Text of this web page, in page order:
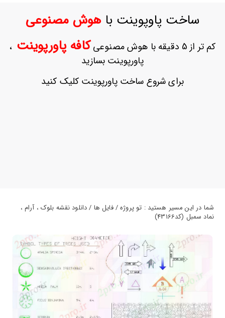
حساب
ثبت
بازیابی
ساخت پاوپوینت باهوش مصنوعی
کم تر از 5 دقیقه با هوش مصنوعی کافه پاورپوینت ،
پاورپوینت بسازید
برای شروع ساخت پاورپوینت کلیک کنید
شما در این مسیر هستید : تو پروژه / فایل ها / دانلود نقشه بلوک ، آرام ،
نماد سمبل (کد43166)